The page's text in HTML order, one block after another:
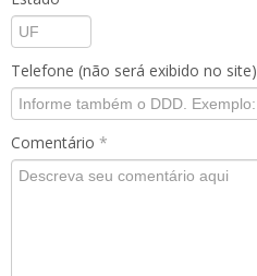
Telefone (não será exibido no site)
Comentário *